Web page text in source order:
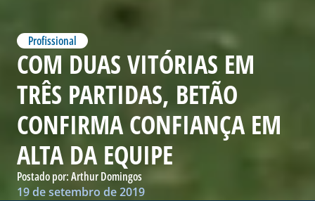
Profissional
COM DUAS VITÓRIAS EM
TRÊS PARTIDAS, BETÃO
CONFIRMA CONFIANÇA EM
ALTA DA EQUIPE
Postado por:Arthur Domingos
19 de setembro de 2019